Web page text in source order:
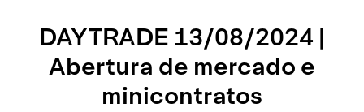
DAYTRADE 13/08/2024 |
Abertura de mercado e
minicontratos